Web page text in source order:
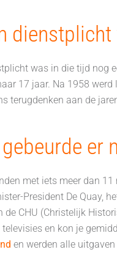
was in die tijd nog
17 jaar. Na 1958
terugdenken aan de
er
met iets meer dan
President De Quay,
de CHU (Christelijk
en kon je
en werden alle